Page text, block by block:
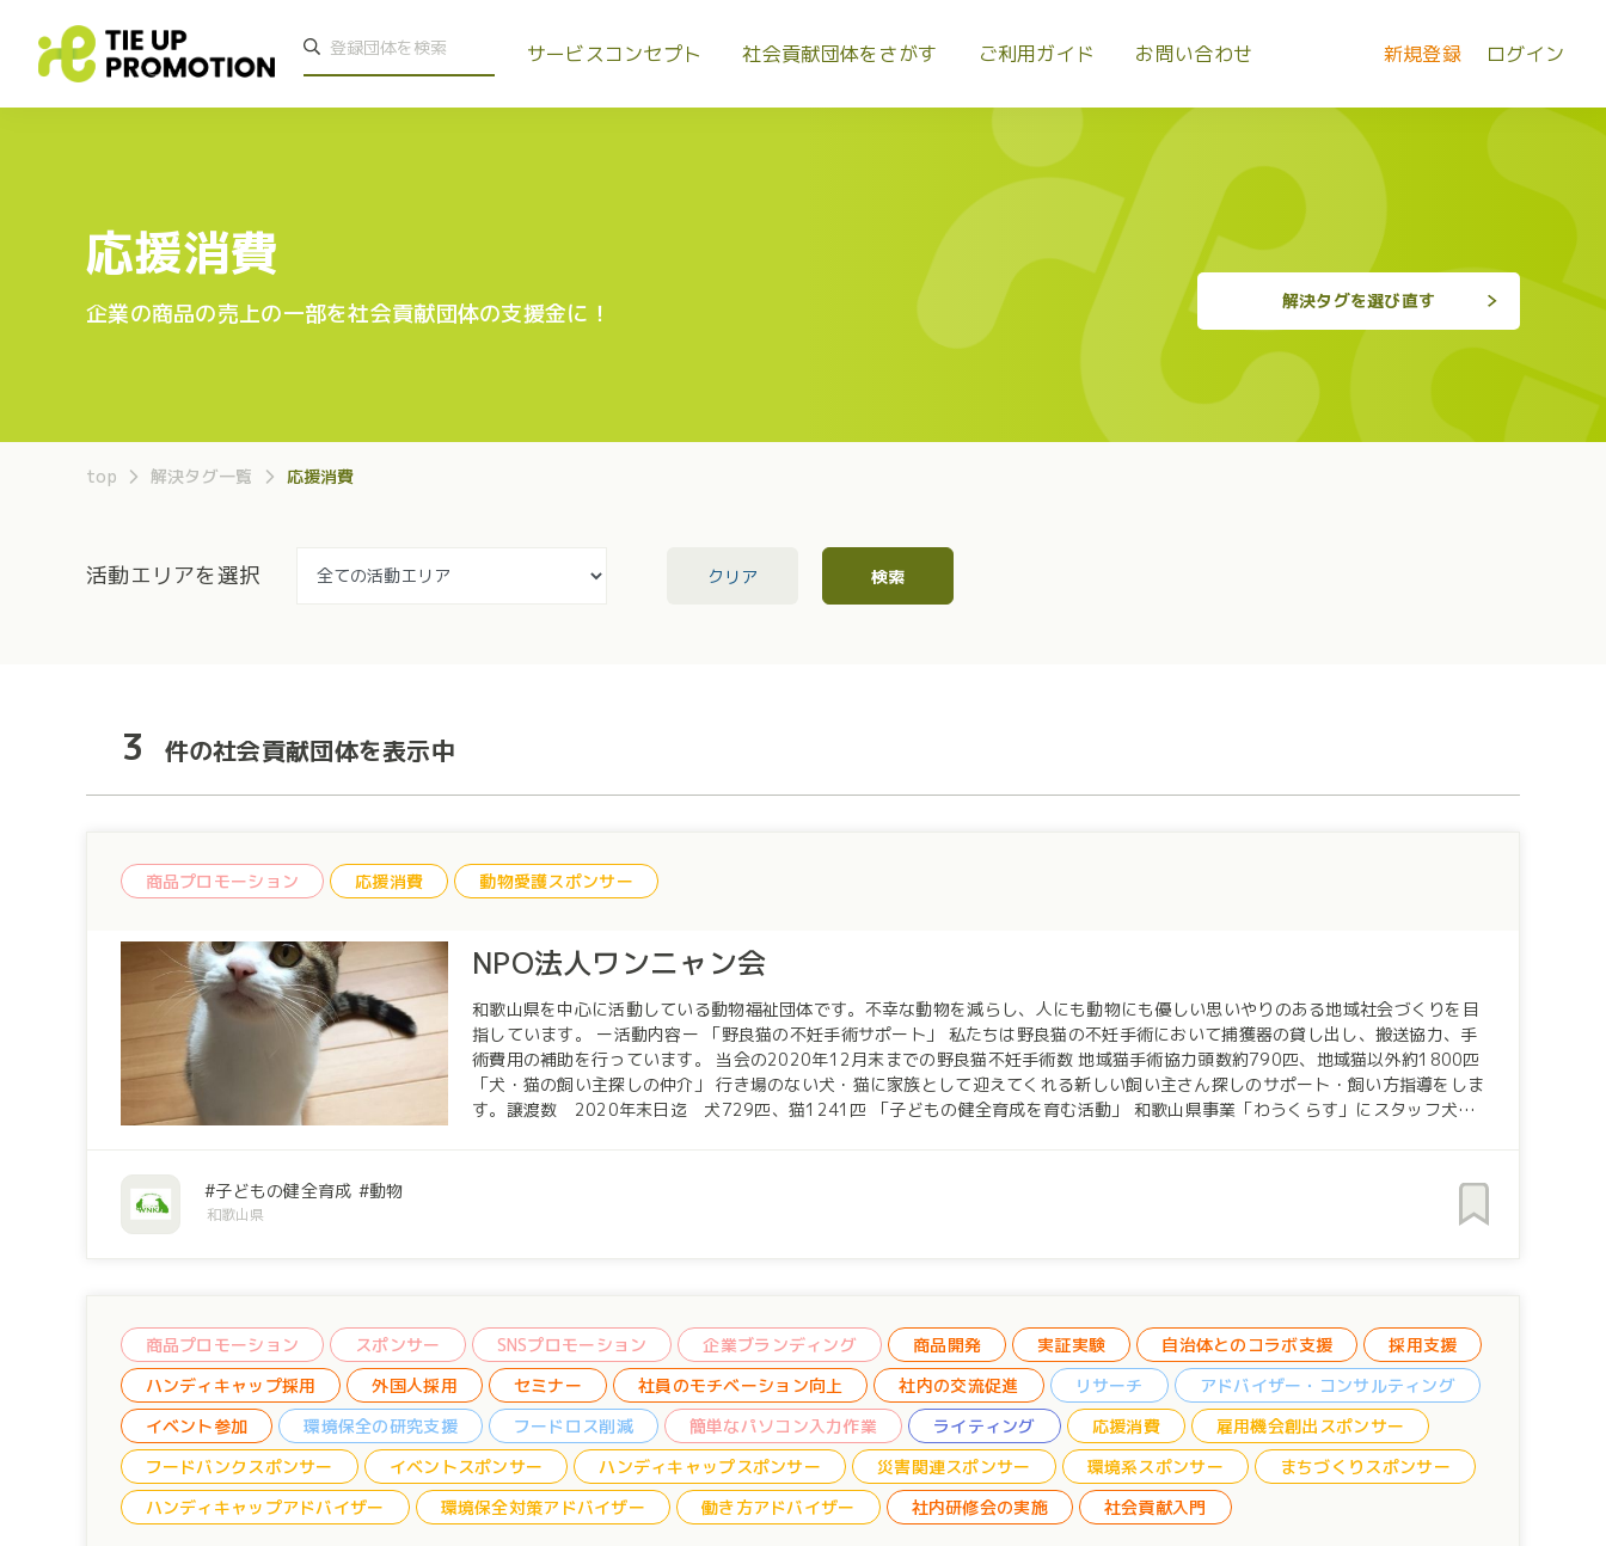
サービスコンセプト 社会貢献団体をさがす ご利用ガイド お問い合わせ 新規登録 ログイン
応援消費
企業の商品の売上の一部を社会貢献団体の支援金に！ 解決タグを選び直す
top 解決タグ一覧 応援消費
活動エリアを選択 クリア 検索
3 件の社会貢献団体を表示中
商品プロモーション 応援消費 動物愛護スポンサー
NPO法人ワンニャン会
和歌山県を中心に活動している動物福祉団体です。不幸な動物を減らし、人にも動物にも優しい思いやりのある地域社会づくりを目
指しています。 ー活動内容ー 「野良猫の不妊手術サポート」 私たちは野良猫の不妊手術において捕獲器の貸し出し、搬送協力、手
術費用の補助を行っています。 当会の2020年12月末までの野良猫不妊手術数 地域猫手術協力頭数約790匹、地域猫以外約1800匹
「犬・猫の飼い主探しの仲介」 行き場のない犬・猫に家族として迎えてくれる新しい飼い主さん探しのサポート・飼い方指導をしま
す。譲渡数 2020年末日迄 犬729匹、猫1241匹 「子どもの健全育成を育む活動」 和歌山県事業「わうくらす」にスタッフ犬と
子どもの健全育成 動物
和歌山県
商品プロモーション スポンサー SNSプロモーション 企業ブランディング 商品開発 実証実験 自治体とのコラボ支援
採用支援
ハンディキャップ採用
外国人採用 セミナー 社員のモチベーション向上 社内の交流促進 リサーチ
アドバイザー・コンサルティング
イベント参加
環境保全の研究支援 フードロス削減 簡単なパソコン入力作業 ライティング 応援消費
雇用機会創出スポンサー
フードバンクスポンサー
イベントスポンサー ハンディキャップスポンサー 災害関連スポンサー 環境系スポンサー
まちづくりスポンサー
ハンディキャップアドバイザー
環境保全対策アドバイザー 働き方アドバイザー 社内研修会の実施 社会貢献入門